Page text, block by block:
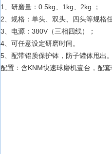
1、研磨量：0.5kg、1kg、2kg ；
2、规格：单头、双头、四头等规格
3、电源：380V（三相四线）；
4、可任意设定研磨时间。
5、配带铝质保护钵，防子罐体甩出
配置：含KNM快速球磨机壹台，配